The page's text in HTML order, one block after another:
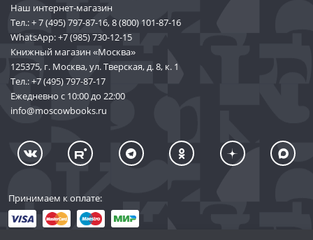
Наш интернет-магазин
Тел.:+ 7 (495) 797-87-16,8 (800) 101-87-16
WhatsApp:+7 (985) 730-12-15
Книжный магазин «Москва»
125375, г. Москва, ул. Тверская, д. 8, к. 1
Тел.:+7 (495) 797-87-17
Ежедневно с 10:00 до 22:00
info@moscowbooks.ru
Принимаем к оплате: